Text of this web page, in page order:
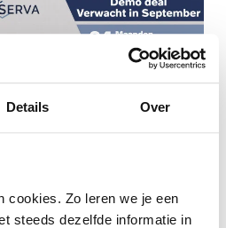
Details Over
cookies. Zo leren we je een
steeds dezelfde informatie in